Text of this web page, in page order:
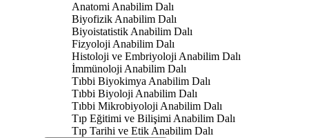
Anatomi Anabilim Dalı
Biyofizik Anabilim Dalı
Biyoistatistik Anabilim Dalı
Fizyoloji Anabilim Dalı
Histoloji ve Embriyoloji Anabilim Dalı
İmmünoloji Anabilim Dalı
Tıbbi Biyokimya Anabilim Dalı
Tıbbi Biyoloji Anabilim Dalı
Tıbbi Mikrobiyoloji Anabilim Dalı
Tıp Eğitimi ve Bilişimi Anabilim Dalı
Tıp Tarihi ve Etik Anabilim Dalı